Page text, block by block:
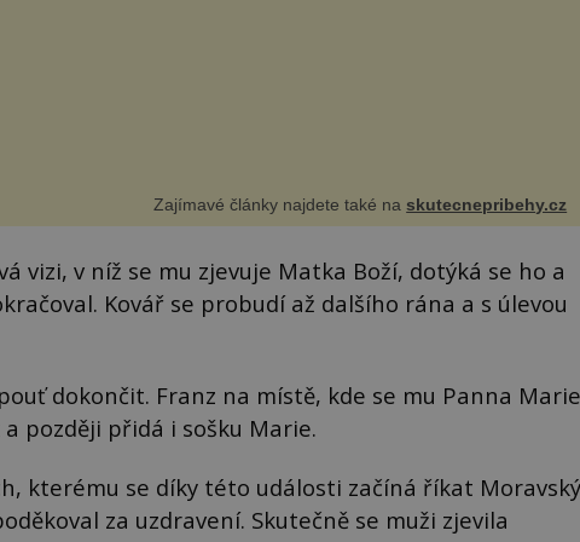
Zajímavé články najdete také naskutecnepribehy.cz
vizi, v níž se mu zjevuje Matka Boží, dotýká se ho a
Kovář se probudí až dalšího rána a s úlevou
dokončit. Franz na místě, kde se mu Panna Marie
později přidá i sošku Marie.
kterému se díky této události začíná říkat Moravský
za uzdravení. Skutečně se muži zjevila